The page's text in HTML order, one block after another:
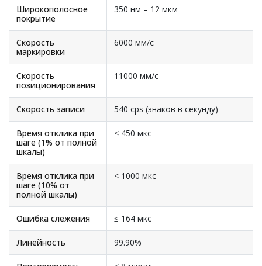
Широкополосное
покрытие
350 нм – 12 мкм
Скорость
маркировки
6000 мм/с
Скорость
позиционирования
11000 мм/с
Скорость записи 540 cps (знаков в секунду)
Время отклика при
шаге (1% от полной
шкалы)
< 450 мкс
Время отклика при
шаге (10% от
полной шкалы)
< 1000 мкс
Ошибка слежения ≤ 164 мкс
Линейность 99.90%